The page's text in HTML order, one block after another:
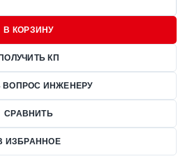
В КОРЗИНУ
КП
ВОПРОС ИНЖЕНЕРУ
СРАВНИТЬ
ИЗБРАННОЕ